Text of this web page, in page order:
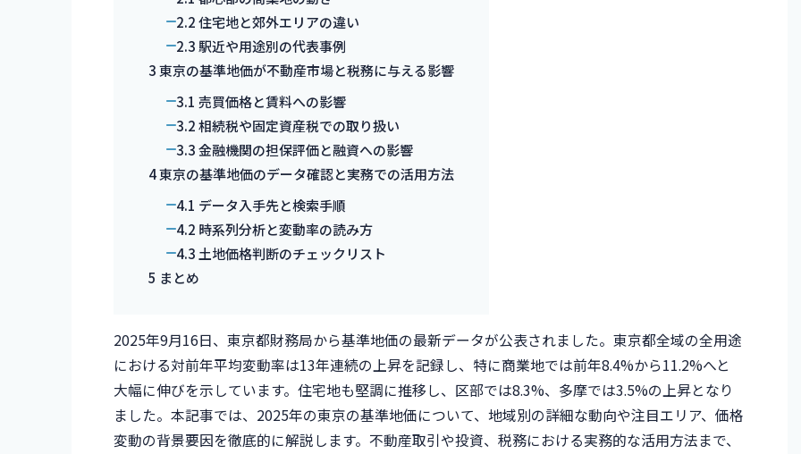
2.2住宅地と郊外エリアの違い
2.3 駅近や用途別の代表事例
3東京の基準地価が不動産市場と税務に与える影響
3.1 売買価格と賃料への影響
3.2相続税や固定資産税での取り扱い
3.3金融機関の担保評価と融資への影響
4東京の基準地価のデータ確認と実務での活用方法
4.1 データ入手先と検索手順
4.2 時系列分析と変動率の読み方
4.3 土地価格判断のチェックリスト
5 まとめ
2025年9月16日、東京都財務局から基準地価の最新データが公表されました。東京都全域の全用途
における対前年平均変動率は13年連続の上昇を記録し、特に商業地では前年8.4%から11.2%へと
大幅に伸びを示しています。住宅地も堅調に推移し、区部では8.3%、多摩では3.5%の上昇となり
ました。本記事では、2025年の東京の基準地価について、地域別の詳細な動向や注目エリア、価格
変動の背景要因を徹底的に解説します。不動産取引や投資、税務における実務的な活用方法まで、